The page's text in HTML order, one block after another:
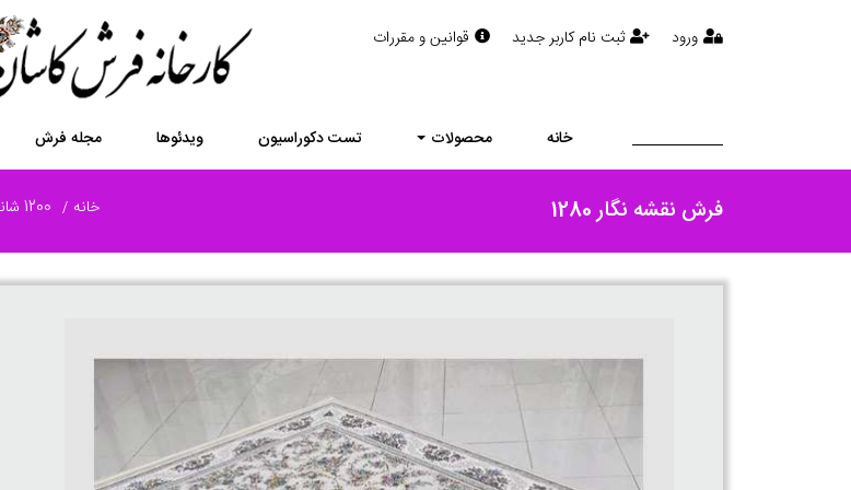
ورود ثبت نام کاربر جدید قوانین و مقررات
خانه محصولات تست دکوراسیون ویدئوها مجله فرش
فرش نقشه نگار 1280 خانه 1200 شانه تراکم 3600